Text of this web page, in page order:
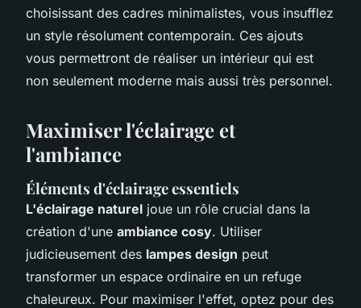
choisissant des cadres minimalistes, vous insufflez
un style résolument contemporain. Ces ajouts
vous permettront de réaliser un intérieur qui est
non seulement moderne mais aussi très personnel.
Maximiser l'éclairage et
l'ambiance
Éléments d'éclairage essentiels
L'éclairage naturel joue un rôle crucial dans la
création d'une ambiance cosy. Utiliser
judicieusement des lampes design peut
transformer un espace ordinaire en un refuge
chaleureux. Pour maximiser l'effet, optez pour des